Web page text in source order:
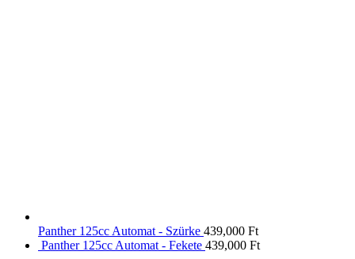
Panther 125cc Automat - Szürke 439,000 Ft
Panther 125cc Automat - Fekete 439,000 Ft